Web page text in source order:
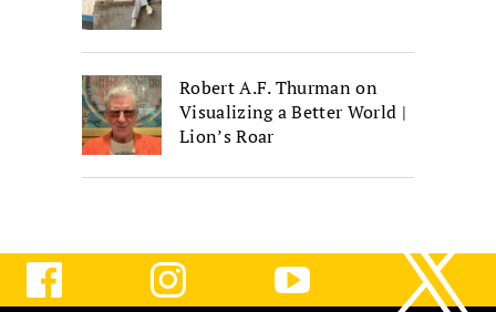
Robert A.F. Thurman on
Visualizing a Better World |
Lion’s Roar